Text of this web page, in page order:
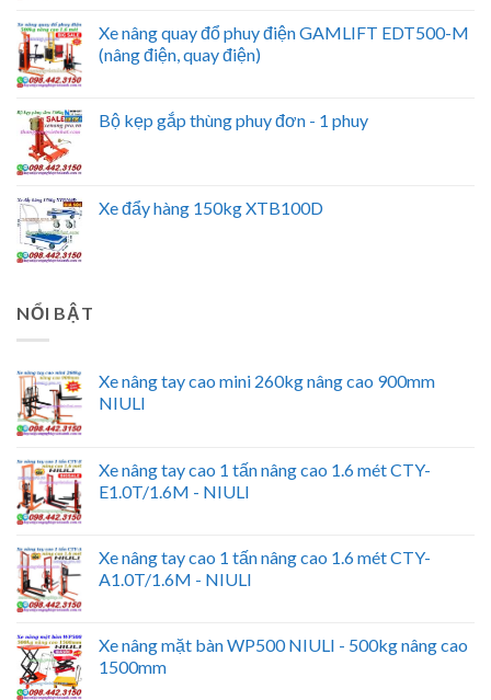
Xe nâng quay đổ phuy điện GAMLIFT EDT500-M
(nâng điện, quay điện)
Bộ kẹp gắp thùng phuy đơn - 1 phuy
Xe đẩy hàng 150kg XTB100D
NỔI BẬT
Xe nâng tay cao mini 260kg nâng cao 900mm
NIULI
Xe nâng tay cao 1 tấn nâng cao 1.6 mét CTY-
E1.0T/1.6M - NIULI
Xe nâng tay cao 1 tấn nâng cao 1.6 mét CTY-
A1.0T/1.6M - NIULI
Xe nâng mặt bàn WP500 NIULI - 500kg nâng cao
1500mm